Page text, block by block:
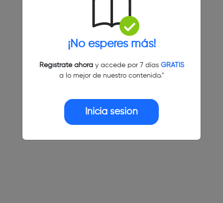
¡No esperes más!
Regístrate ahoray accede por 7 días GRATIS
a lo mejor de nuestro contenido."
Inicia sesión